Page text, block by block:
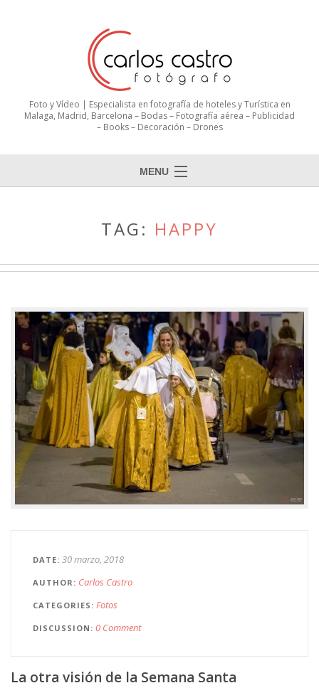
Foto y Vídeo | Especialista en fotografía de hoteles y Turística en
Malaga, Madrid, Barcelona – Bodas – Fotografía aérea – Publicidad
– Books – Decoración – Drones
MENU
TAG: HAPPY
DATE 30 marzo, 2018
AUTHOR Carlos Castro
CATEGORIES Fotos
DISCUSSION 0 Comment
La otra visión de la Semana Santa